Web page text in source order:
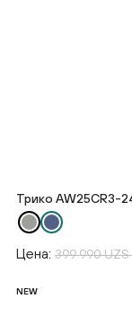
Трико AW25CR3-
Цена: 399 990 UZS
NEW